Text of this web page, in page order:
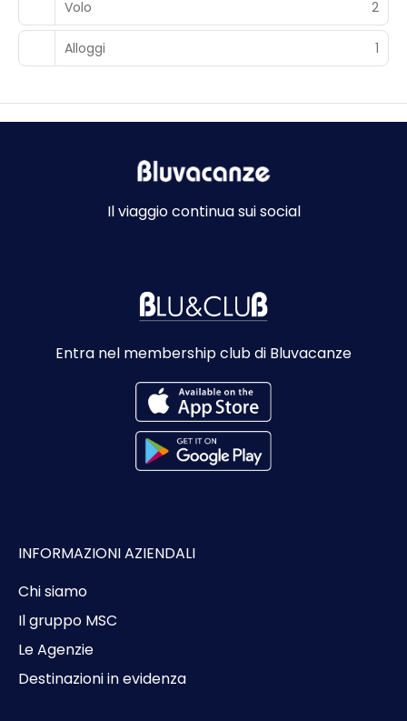
Volo 2
Alloggi 1
Il viaggio continua sui social
Entra nel membership club di Bluvacanze
INFORMAZIONI AZIENDALI
Chi siamo
Il gruppo MSC
Le Agenzie
Destinazioni in evidenza